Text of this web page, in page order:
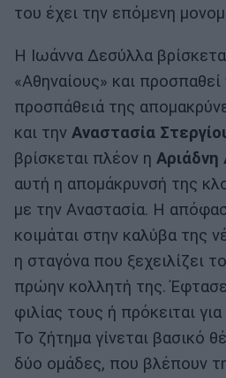
του έχει την επόμενη
Η Ιωάννα Δεσύλλα
«Αθηναίους» και προσπαθεί
προσπάθειά της
και την Αναστασία
βρίσκεται πλέον η
αυτή η απομάκρυνσή της
με την Αναστασία. Η
κοιμάται στην καλύβα της
η σταγόνα που ξεχειλίζει
πρώην κολλητή της.
φιλίας τους ή πρόκειται
Το ζήτημα γίνεται βασικό
δύο ομάδες, που βλέπουν